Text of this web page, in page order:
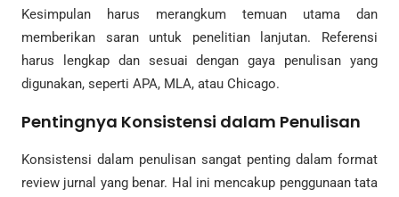
Kesimpulan harus merangkum temuan utama dan
memberikan saran untuk penelitian lanjutan. Referensi
harus lengkap dan sesuai dengan gaya penulisan yang
digunakan, seperti APA, MLA, atau Chicago.
Pentingnya Konsistensi dalam Penulisan
Konsistensi dalam penulisan sangat penting dalam format
review jurnal yang benar. Hal ini mencakup penggunaan tata